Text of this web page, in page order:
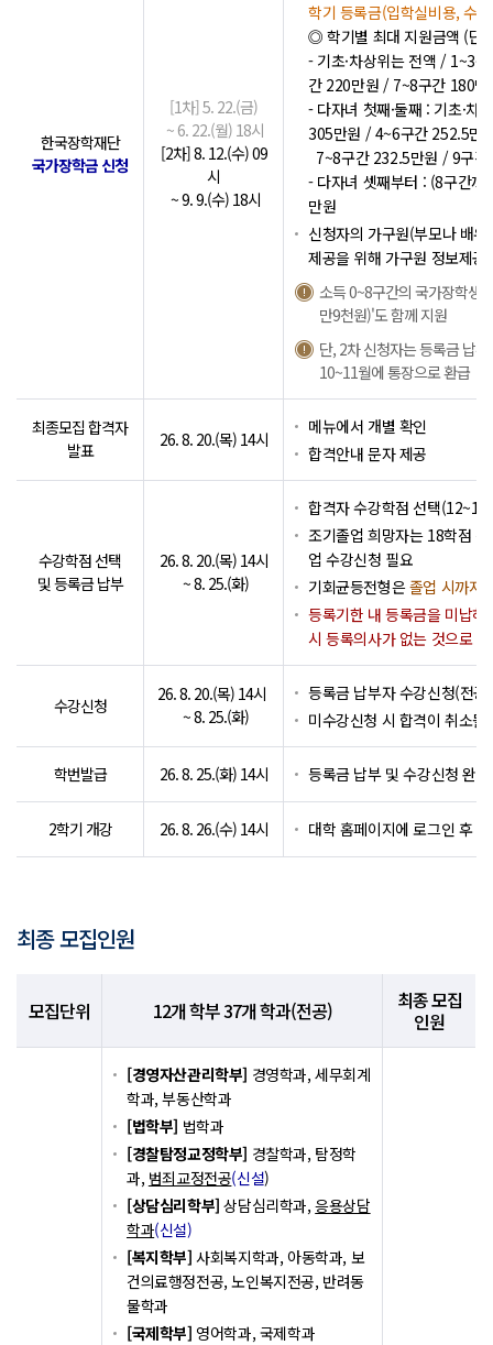
한국장학재단
국가장학금 신청
[1차] 5. 22.(금)
~ 6. 22.(월) 18시
[2차] 8. 12.(수) 09
시
~ 9. 9.(수) 18시
학기 등록금(입학실비용, 수
◎ 학기별 최대 지원금액 (단,
- 기초·차상위는 전액 / 1~3
간 220만원 / 7~8구간 180
- 다자녀 첫째·둘째 : 기초·차
305만원 / 4~6구간 252.5만
7~8구간 232.5만원 / 9구간
- 다자녀 셋째부터 : (8구간
만원
신청자의 가구원(부모나 배
제공을 위해 가구원 정보제공
소득 0~8구간의 국가장학생
만9천원)'도 함께 지원
단, 2차 신청자는 등록금 납
10~11월에 통장으로 환급
최종모집 합격자
발표
26. 8. 20.(목) 14시
메뉴에서 개별 확인
합격안내 문자 제공
수강학점 선택
및 등록금 납부
26. 8. 20.(목) 14시
~ 8. 25.(화)
합격자 수강학점 선택(12~18
조기졸업 희망자는 18학점
업 수강신청 필요
기회균등전형은졸업 시까지
등록기한 내 등록금을 미납
시 등록의사가 없는 것으로
수강신청
26. 8. 20.(목) 14시
~ 8. 25.(화)
등록금 납부자 수강신청(전공
미수강신청 시 합격이 취소될
학번발급 26. 8. 25.(화) 14시 등록금 납부 및 수강신청 완
2학기 개강 26. 8. 26.(수) 14시 대학 홈페이지에 로그인 후
최종 모집인원
모집단위 12개 학부 37개 학과(전공)
최종 모집
인원
[경영자산관리학부] 경영학과, 세무회계
학과, 부동산학과
[법학부] 법학과
[경찰탐정교정학부] 경찰학과, 탐정학
과, 범죄교정전공(신설)
[상담심리학부] 상담심리학과,응용상담
학과(신설)
[복지학부] 사회복지학과, 아동학과, 보
건의료행정전공, 노인복지전공, 반려동
물학과
[국제학부] 영어학과, 국제학과